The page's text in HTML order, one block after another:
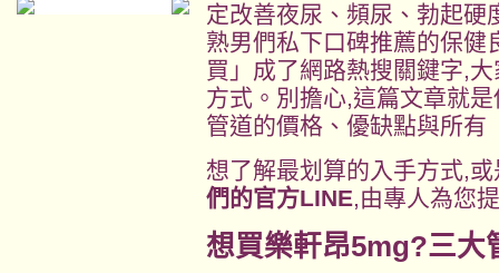
定改善夜尿、頻尿、勃起硬
熟男們私下口碑推薦的保
買」成了網路熱搜關鍵字,
方式。別擔心,這篇文章就
管道的價格、優缺點與所有
想了解最划算的入手方式,
們的官方LINE,由專人為您
想買樂軒昂5mg?三大